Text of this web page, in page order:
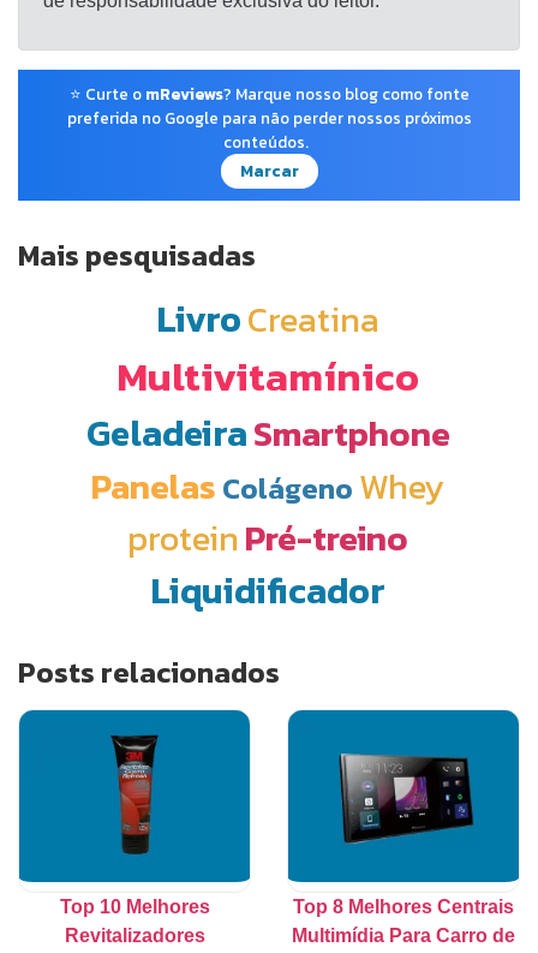
⭐ Curte o mReviews? Marque nosso blog como fonte
preferida no Google para não perder nossos próximos
conteúdos.
Marcar
Mais pesquisadas
LivroCreatina
Multivitamínico
GeladeiraSmartphone
Panelas Colágeno Whey
proteinPré-treino
Liquidificador
Posts relacionados
Top 10 Melhores
Revitalizadores
Top 8 Melhores Centrais
Multimídia Para Carro de